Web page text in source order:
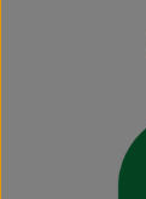
Neues &
Obst &